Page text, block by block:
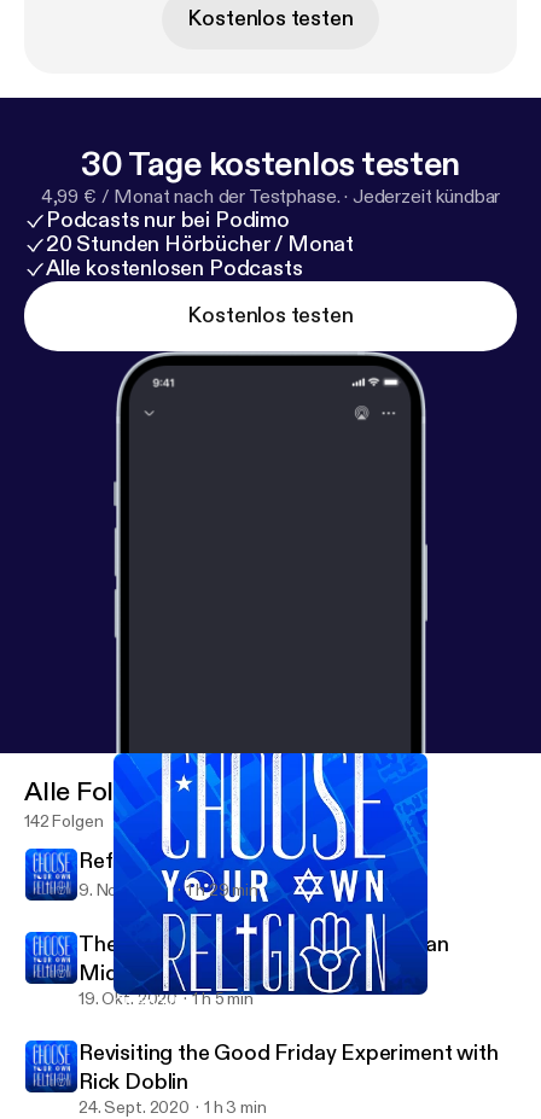
Kostenlos testen
30 Tage kostenlos testen
4,99 € / Monat nach der Testphase. · Jederzeit kündbar
Podcasts nur bei Podimo
20 Stunden Hörbücher / Monat
Alle kostenlosen Podcasts
Kostenlos testen
Closing the Distance with Molly Silverstein
Alle Folgen
142 Folgen
Reformed and Always Reforming
9. Nov. 2020 1 h 29 min
The Second to Last Supper with Ryan
Middledorf
19. Okt. 2020 1 h 5 min
Revisiting the Good Friday Experiment with
Rick Doblin
24. Sept. 2020 1 h 3 min